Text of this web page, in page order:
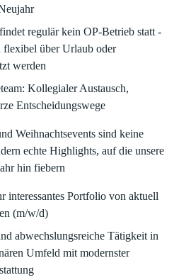
regulär kein OP-Betrieb statt -
flexibel über Urlaub oder
werden
Kollegialer Austausch,
Entscheidungswege
Weihnachtsevents sind keine
echte Highlights, auf die unsere
hin fiebern
interessantes Portfolio von aktuell
(m/w/d)
abwechslungsreiche Tätigkeit in
Umfeld mit modernster